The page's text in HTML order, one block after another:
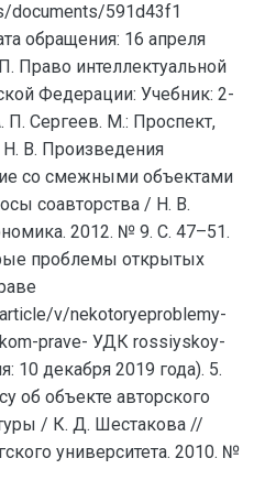
documents/591d43f1
обращения: 16 апреля
Право интеллектуальной
Федерации: Учебник: 2-
П. Сергеев. М.: Проспект,
В. Произведения
со смежными объектами
соавторства / Н. В.
2012. № 9. С. 47–51.
проблемы открытых
v/nekotoryeproblemy-
prave- УДК rossiyskoy-
10 декабря 2019 года). 5.
об объекте авторского
/ К. Д. Шестакова //
университета. 2010. №